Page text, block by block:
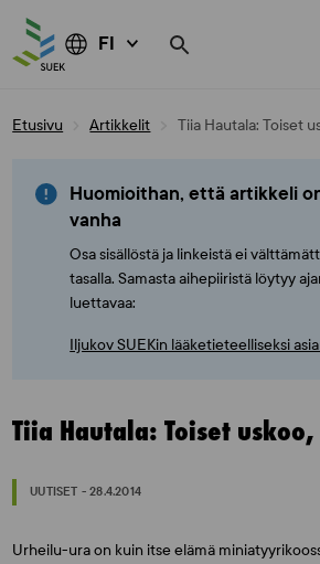
FI
Etusivu Artikkelit Tiia Hautala: Toiset
Huomioithan, että artikkeli
vanha
Osa sisällöstä ja linkeistä ei
tasalla. Samasta aihepiiristä löytyy
luettavaa:
Iljukov SUEKin lääketieteelliseksi
Tiia Hautala: Toiset
UUTISET - 28.4.2014
Urheilu-ura on kuin itse elämä